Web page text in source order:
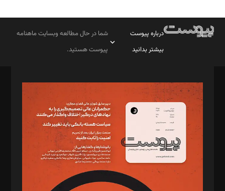
درباره پیوست
بیشتر بدانید
شما در حال مطالعه وبسایت ماهنامه
پیوست هستید.
مدیر مسئول: محمدباقر اثنی‌عشری
سردبیر: مهرک محمودی
دبیر تحریریه: میثم قاسمی
د‌بیر ناداستان: سمانه سمیع
د‌بیر خدمت و تجارت: ابوالفضل رجبی
د‌بیر حقوق فناوری: حسام‌الدین ایپکچی
د‌بیر پیوست جهان: مینا پاکدل
د‌بیر تحریریه آنلاین: بابک نقاش